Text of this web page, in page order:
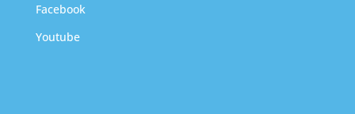
Facebook
Youtube